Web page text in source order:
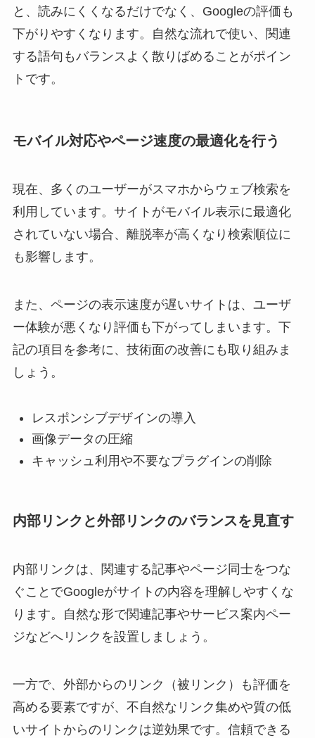
と、読みにくくなるだけでなく、Googleの評価も
下がりやすくなります。自然な流れで使い、関連
する語句もバランスよく散りばめることがポイン
トです。
モバイル対応やページ速度の最適化を行う
現在、多くのユーザーがスマホからウェブ検索を
利用しています。サイトがモバイル表示に最適化
されていない場合、離脱率が高くなり検索順位に
も影響します。
また、ページの表示速度が遅いサイトは、ユーザ
ー体験が悪くなり評価も下がってしまいます。下
記の項目を参考に、技術面の改善にも取り組みま
しょう。
レスポンシブデザインの導入
画像データの圧縮
キャッシュ利用や不要なプラグインの削除
内部リンクと外部リンクのバランスを見直す
内部リンクは、関連する記事やページ同士をつな
ぐことでGoogleがサイトの内容を理解しやすくな
ります。自然な形で関連記事やサービス案内ペー
ジなどへリンクを設置しましょう。
一方で、外部からのリンク（被リンク）も評価を
高める要素ですが、不自然なリンク集めや質の低
いサイトからのリンクは逆効果です。信頼できる